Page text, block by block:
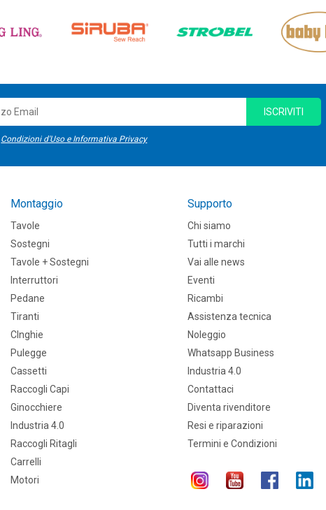
Condizioni d'Uso e Informativa Privacy
ISCRIVITI
Montaggio
Tavole
Sostegni
Tavole + Sostegni
Interruttori
Pedane
Tiranti
CInghie
Pulegge
Cassetti
Raccogli Capi
Ginocchiere
Industria 4.0
Raccogli Ritagli
Carrelli
Motori
Supporto
Chi siamo
Tutti i marchi
Vai alle news
Eventi
Ricambi
Assistenza tecnica
Noleggio
Whatsapp Business
Industria 4.0
Contattaci
Diventa rivenditore
Resi e riparazioni
Termini e Condizioni